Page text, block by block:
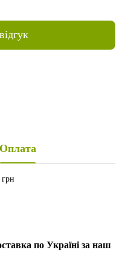
Оплата
по Україні за наш